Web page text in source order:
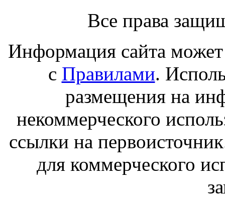
Все права
Информация сайта может
с Правилами.
размещения на
некоммерческого
ссылки на
для коммерческого